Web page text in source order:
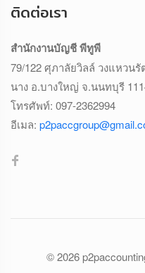
ติดต่อเรา
สำนักงานบัญชี พีทูพี
79/122 ศุภาลัยวิลล์ วงแหวน
นาง อ.บางใหญ่ จ.นนทบุรี
โทรศัพท์: 097-2362994
อีเมล:
© 2026